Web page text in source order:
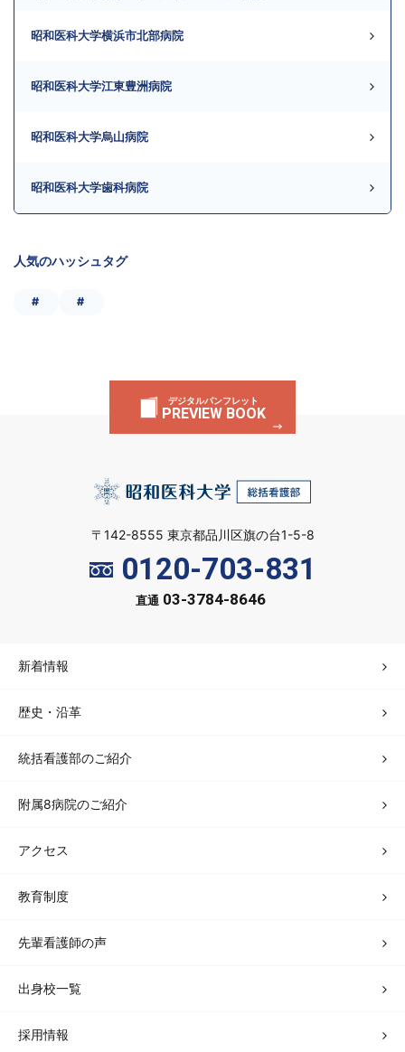
昭和医科大学横浜市北部病院
昭和医科大学江東豊洲病院
昭和医科大学烏山病院
昭和医科大学歯科病院
人気のハッシュタグ
# #
デジタルパンフレット
PREVIEW BOOK
〒142-8555 東京都品川区旗の台1-5-8
0120-703-831
直通 03-3784-8646
新着情報
歴史・沿革
統括看護部のご紹介
附属8病院のご紹介
アクセス
教育制度
先輩看護師の声
出身校一覧
採用情報